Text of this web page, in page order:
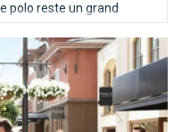
polo reste un grand